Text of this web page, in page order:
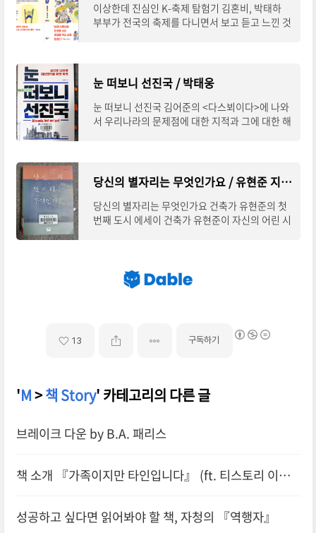
이상한데 진심인 K-축제 탐험기 김혼비, 박태하
부부가 전국의 축제를 다니면서 보고 듣고 느낀 것
눈 떠보니 선진국 / 박태웅
눈 떠보니 선진국 김어준의 <다스뵈이다>에 나와
서 우리나라의 문제점에 대한 지적과 그에 대한 해
당신의 별자리는 무엇인가요 / 유현준 지음 / 와이즈베리 (2019)
당신의 별자리는 무엇인가요 건축가 유현준의 첫
번째 도시 에세이 건축가 유현준이 자신의 어린 시
13 구독하기
'M>책 Story' 카테고리의 다른 글
브레이크 다운 by B.A. 패리스
책 소개 『가족이지만 타인입니다』 (ft. 티스토리 이웃
성공하고 싶다면 읽어봐야 할 책, 자청의 『역행자』